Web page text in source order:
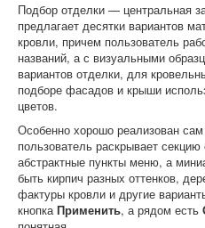
Подбор отделки — центральная
предлагает десятки вариантов
кровли, причем пользователь
названий, а с визуальными
вариантов отделки, для
подборе фасадов и крыши
цветов.
Особенно хорошо реализован
пользователь раскрывает
абстрактные пункты меню, а
быть кирпич разных оттенков,
фактуры кровли и другие
кнопкаПрименить, а рядом есть